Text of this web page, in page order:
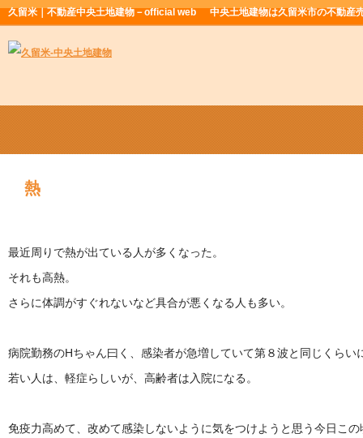
久留米｜不動産中央土地建物－official web 中央土地建物は久留米市の不動産
熱
最近周りで熱が出ている人が多くなった。
それも高熱。
さらに体調がすぐれないなど具合が悪くなる人も多い。
病院勤務のHちゃん曰く、感染者が急増していて第８波と同じくらい
若い人は、軽症らしいが、高齢者は入院になる。
免疫力高めて、改めて感染しないように気をつけようと思う今日この